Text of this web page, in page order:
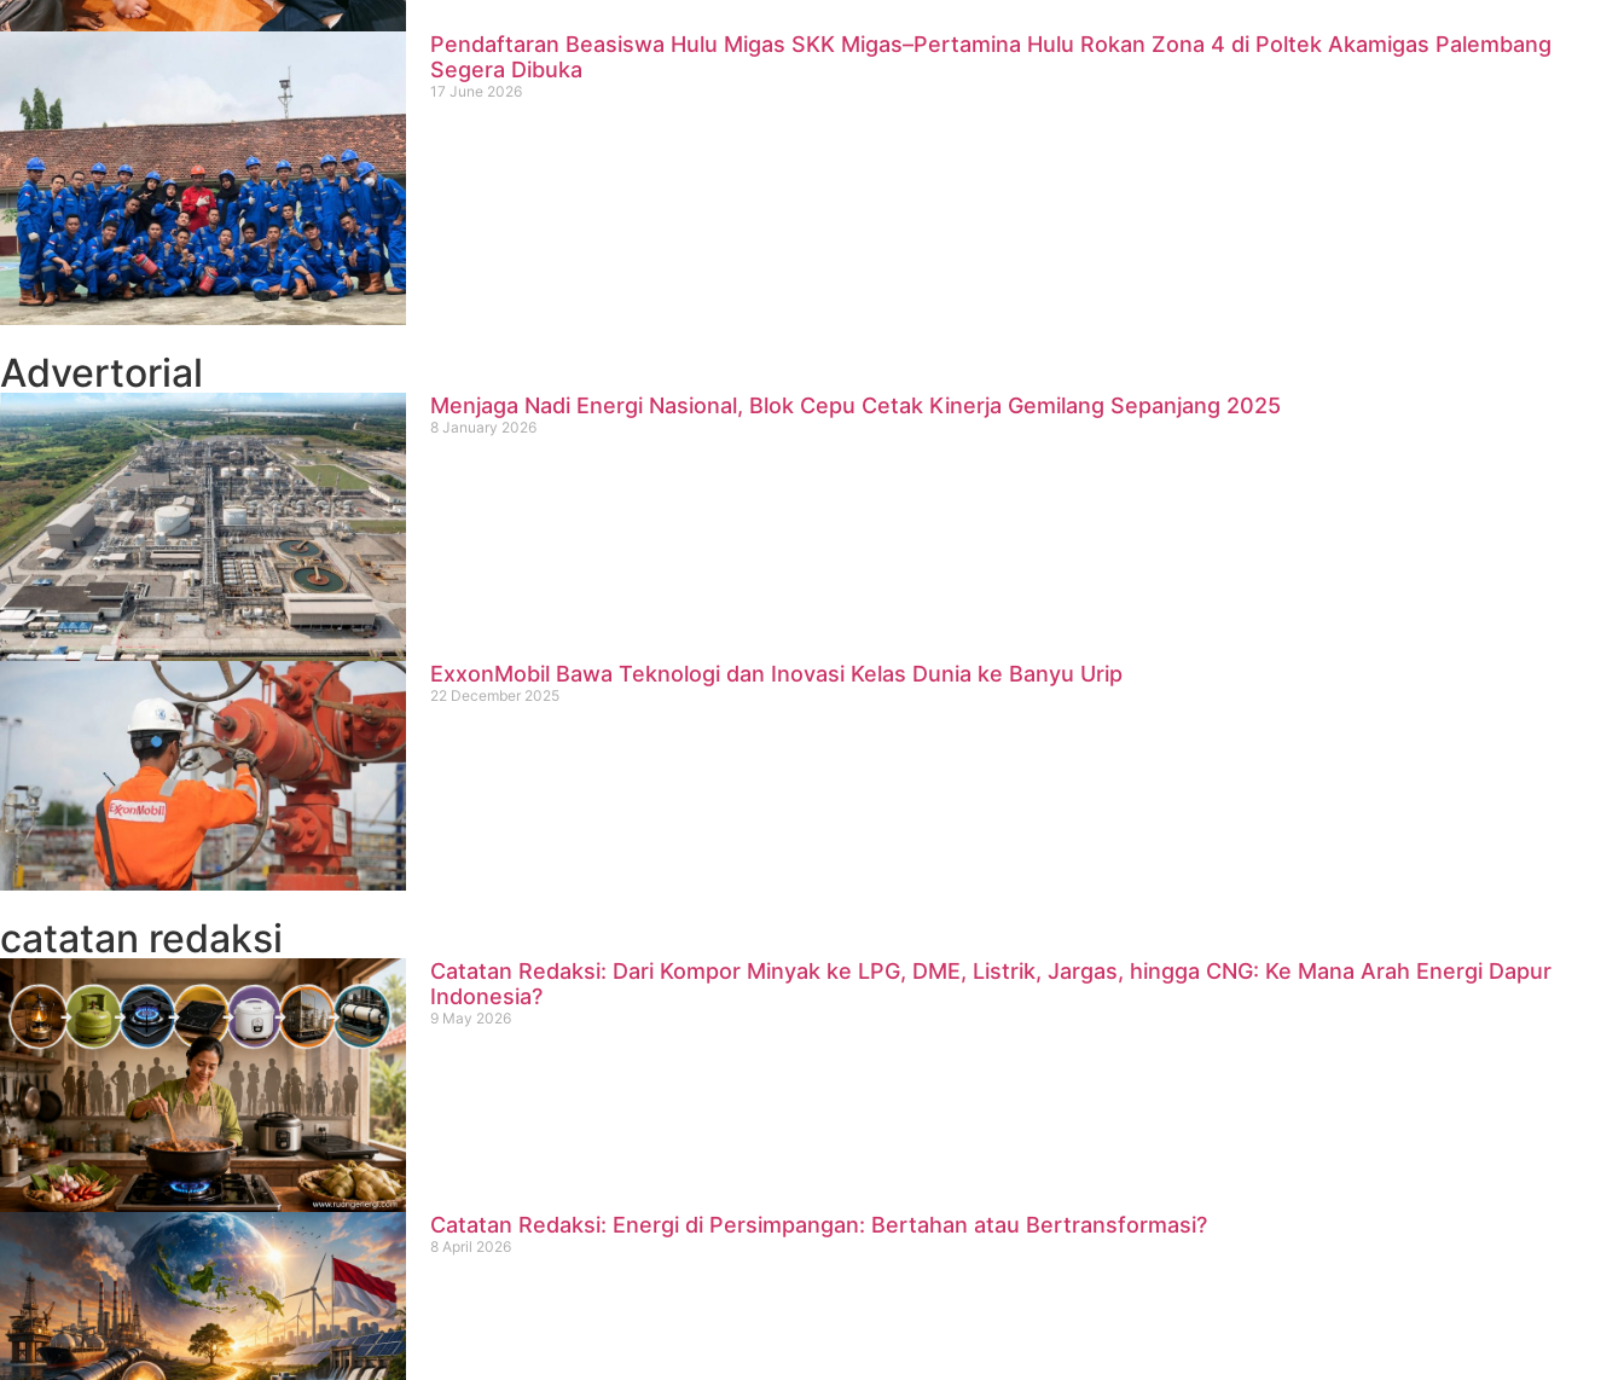
Pendaftaran Beasiswa Hulu Migas SKK Migas–Pertamina Hulu Rokan Zona 4 di Poltek Akamigas Palembang
Segera Dibuka
17 June 2026
Advertorial
Menjaga Nadi Energi Nasional, Blok Cepu Cetak Kinerja Gemilang Sepanjang 2025
8 January 2026
ExxonMobil Bawa Teknologi dan Inovasi Kelas Dunia ke Banyu Urip
22 December 2025
catatan redaksi
Catatan Redaksi: Dari Kompor Minyak ke LPG, DME, Listrik, Jargas, hingga CNG: Ke Mana Arah Energi Dapur
Indonesia?
9 May 2026
Catatan Redaksi: Energi di Persimpangan: Bertahan atau Bertransformasi?
8 April 2026